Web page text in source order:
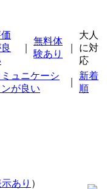
無料体
験あり
大人
に対
応
ミュニケーシ
ンが良い
新着
順
あり ）